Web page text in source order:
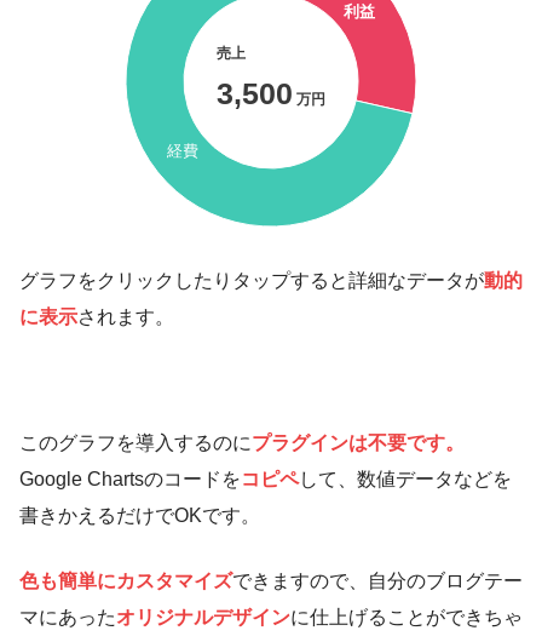
利益
経費
売上
3,500 万円
グラフをクリックしたりタップすると詳細なデータが動的
に表示されます。
このグラフを導入するのにプラグインは不要です。
Google Chartsのコードをコピペして、数値データなどを
書きかえるだけでOKです。
色も簡単にカスタマイズできますので、自分のブログテー
マにあったオリジナルデザインに仕上げることができちゃ